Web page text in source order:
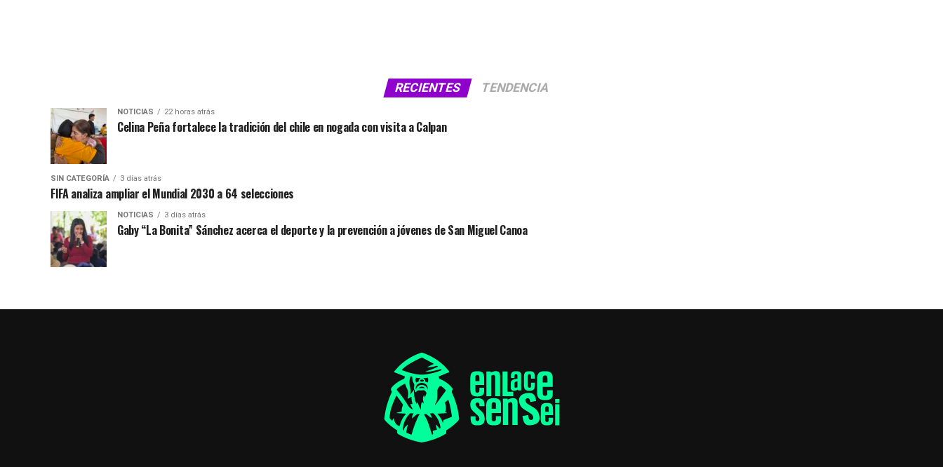
RECIENTES TENDENCIA
NOTICIAS 22 horas atrás
Celina Peña fortalece la tradición del chile en nogada con visita a Calpan
SIN CATEGORÍA 3 días atrás
FIFA analiza ampliar el Mundial 2030 a 64 selecciones
NOTICIAS 3 días atrás
Gaby “La Bonita” Sánchez acerca el deporte y la prevención a jóvenes de San Miguel Canoa